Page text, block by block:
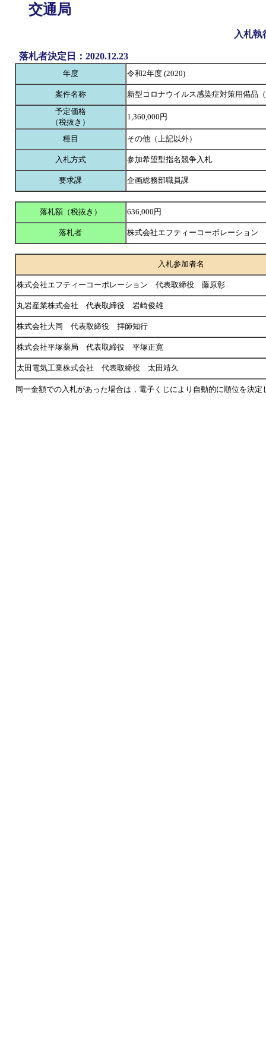
交通局
入札執
落札者決定日：2020.12.23
年度 令和2年度 (2020)
案件名称
新型コロナウイルス感染症対策用備品
予定価格
（税抜き）
1,360,000円
種目 その他（上記以外）
入札方式 参加希望型指名競争入札
要求課 企画総務部職員課
落札額（税抜き） 636,000円
落札者 株式会社エフティーコーポレーショ
入札参加者名
株式会社エフティーコーポレーション 代表取締役 藤原彰
丸岩産業株式会社 代表取締役 岩崎俊雄
株式会社大同 代表取締役 拝師知行
株式会社平塚薬局 代表取締役 平塚正寛
太田電気工業株式会社 代表取締役 太田靖久
同一金額での入札があった場合は，電子くじにより自動的に順位を決定